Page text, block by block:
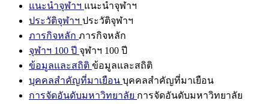
แนะนำจุฬาฯ แนะนำจุฬาฯ
ประวัติจุฬาฯ ประวัติจุฬาฯ
ภารกิจหลัก ภารกิจหลัก
จุฬาฯ 100 ปี จุฬาฯ 100 ปี
ข้อมูลและสถิติ ข้อมูลและสถิติ
บุคคลสำคัญที่มาเยือน บุคคลสำคัญที่มาเยือน
การจัดอันดับมหาวิทยาลัย การจัดอันดับมหาวิทยาลัย